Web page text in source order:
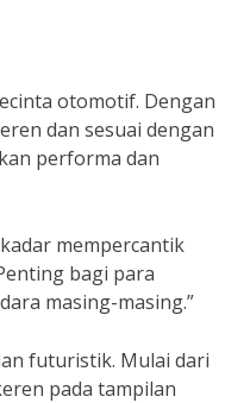
otomotif. Dengan
dan sesuai dengan
performa dan
mempercantik
bagi para
masing-masing.”
futuristik. Mulai dari
pada tampilan